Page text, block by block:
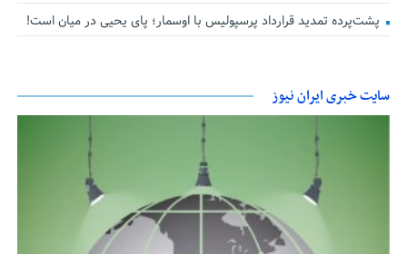
پشت‌پرده تمدید قرارداد پرسپولیس با اوسمار؛ پای یحیی در میان است!
سایت خبری ایران نیوز